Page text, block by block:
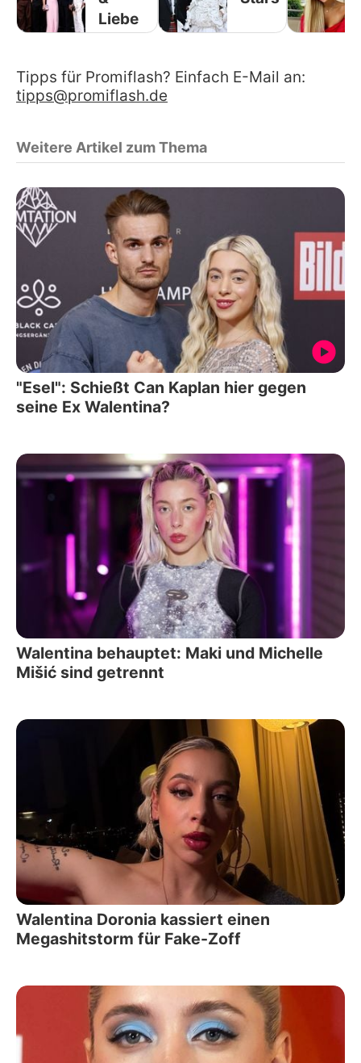
Liebe
Tipps für Promiflash? Einfach E-Mail an:
tipps@promiflash.de
Weitere Artikel zum Thema
"Esel": Schießt Can Kaplan hier gegen
seine Ex Walentina?
Walentina behauptet: Maki und Michelle
Mišić sind getrennt
Walentina Doronia kassiert einen
Megashitstorm für Fake-Zoff